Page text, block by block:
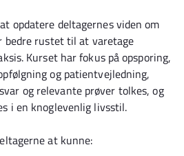
opdatere deltagernes viden om
bedre rustet til at varetage
Kurset har fokus på opsporing,
og patientvejledning,
og relevante prøver tolkes, og
i en knoglevenlig livsstil.
at kunne: